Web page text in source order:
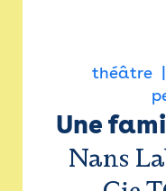
théâtre
Une
Nans